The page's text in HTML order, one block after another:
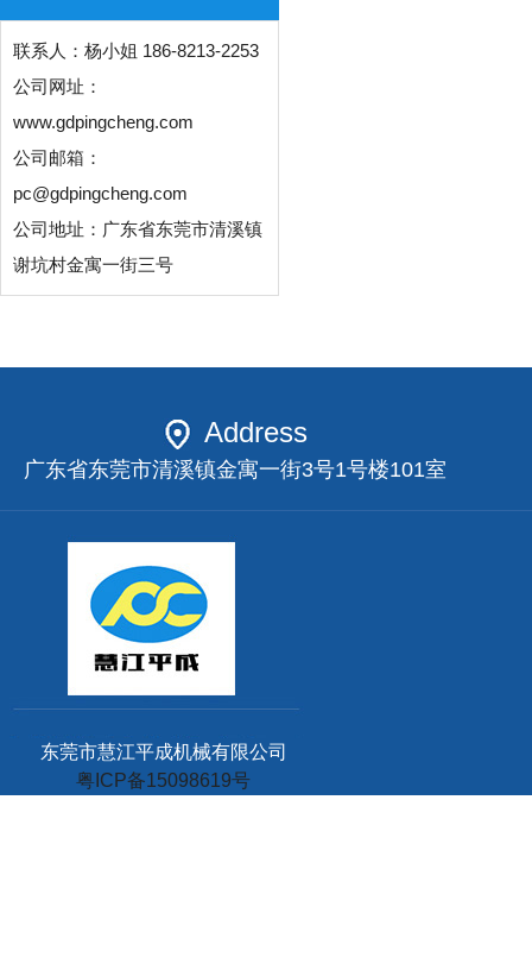
联系人： 杨小姐 186-8213-2253
公司网址：
www.gdpingcheng.com
公司邮箱：
pc@gdpingcheng.com
公司地址：广东省东莞市清溪镇
谢坑村金寓一街三号
Address
广东省东莞市清溪镇金寓一街3号1号楼101室
东莞市慧江平成机械有限公司
粤ICP备15098619号